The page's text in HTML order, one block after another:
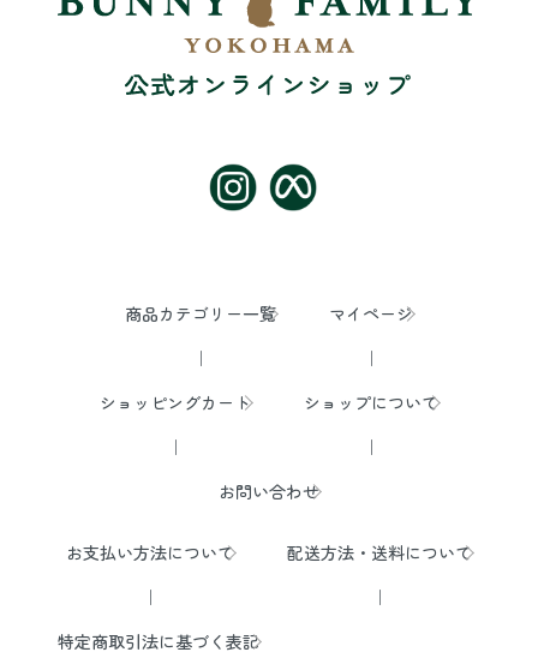
商品カテゴリー一覧 マイページ
ショッピングカート ショップについて
お問い合わせ
お支払い方法について 配送方法・送料について
特定商取引法に基づく表記